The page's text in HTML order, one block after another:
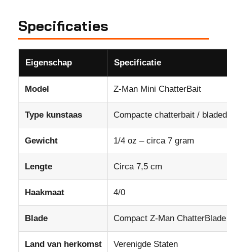
Specificaties
Eigenschap Specificatie
Model Z-Man Mini ChatterBait
Type kunstaas Compacte chatterbait /
Gewicht 1/4 oz – circa 7 gram
Lengte Circa 7,5 cm
Haakmaat 4/0
Blade Compact Z-Man ChatterBlade
Land van herkomst Verenigde Staten